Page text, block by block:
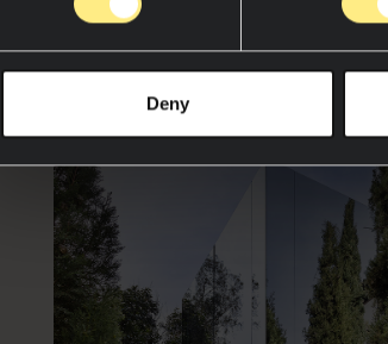
Deny
Reflection of Who We